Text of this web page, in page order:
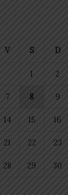
V S D
1 2
7 8 9
14 15 16
21 22 23
28 29 30